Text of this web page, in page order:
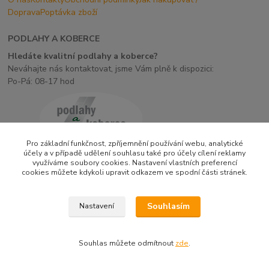
DopravaPoptávka zboží
PODLAHY A KOBERCE
Hledáte kvalitní podlahy a koberce?
Neváhajte nás kontaktovat, jsme Vám plně k dispozici:
Po-Pá: 08-17 hod
Upravit sběr cookies.
Vytvořeno na Eshop-rychle.cz
Pro základní funkčnost, zpříjemnění používání webu, analytické
účely a v případě udělení souhlasu také pro účely cílení reklamy
využíváme soubory cookies. Nastavení vlastních preferencí
cookies můžete kdykoli upravit odkazem ve spodní části stránek.
Nastavení Souhlasím
Souhlas můžete odmítnout zde.